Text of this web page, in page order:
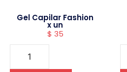
Gel Capilar Fashion
x un
$ 35